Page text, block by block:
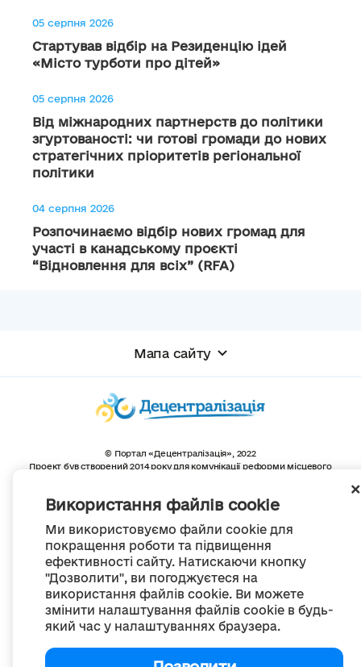
Використання файлів cookie
Ми використовуємо файли cookie для
покращення роботи та підвищення
ефективності сайту. Натискаючи кнопку
"Дозволити", ви погоджуєтеся на
використання файлів cookie. Ви можете
змінити налаштування файлів cookie в будь-
який час у налаштуваннях браузера.
05 серпня 2026
Стартував відбір на Резиденцію ідей
«Місто турботи про дітей»
05 серпня 2026
Від міжнародних партнерств до політики
згуртованості: чи готові громади до нових
стратегічних пріоритетів регіональної
політики
04 серпня 2026
Розпочинаємо відбір нових громад для
участі в канадському проєкті
“Відновлення для всіх” (RFA)
Мапа сайту
© Портал «Децентралізація», 2022
Проект був створений 2014 року для комунікації реформи місцевого
Створення та наповнення - ГО «Портал «Децентралізація»
Creative Commons Attribution 4.0 International license,
якщо не зазначено інше